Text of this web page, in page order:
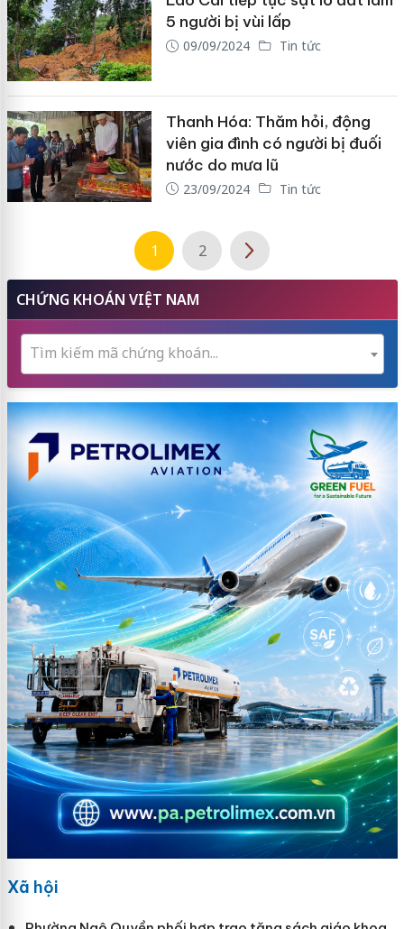
5 người bị vùi lấp
09/09/2024 Tin tức
Thanh Hóa: Thăm hỏi, động
viên gia đình có người bị đuối
nước do mưa lũ
23/09/2024 Tin tức
1 2
CHỨNG KHOÁN VIỆT NAM
Tìm kiếm mã chứng khoán...
Xã hội